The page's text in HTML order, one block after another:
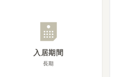
入居期間
長期